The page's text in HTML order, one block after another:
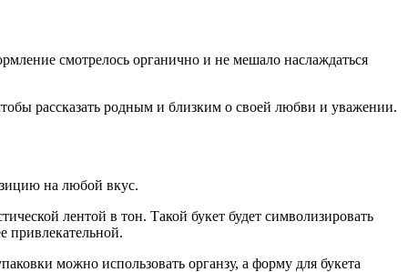
смотрелось органично и не мешало наслаждаться
рассказать родным и близким о своей любви и уважении.
на любой вкус.
лентой в тон. Такой букет будет символизировать
привлекательной.
можно использовать органзу, а форму для букета